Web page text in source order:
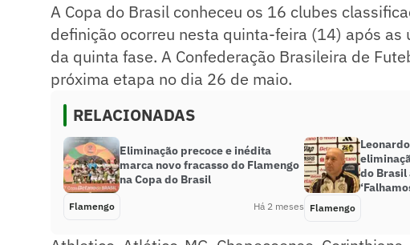
A Copa do Brasil conheceu os 16 clubes
definição ocorreu nesta quinta-feira (14) após
da quinta fase. A Confederação Brasileira de
próxima etapa no dia 26 de maio.
RELACIONADAS
Eliminação precoce e inédita
marca novo fracasso do Flamengo
na Copa do Brasil
Flamengo Há 2 meses
do Brasil
Flamengo